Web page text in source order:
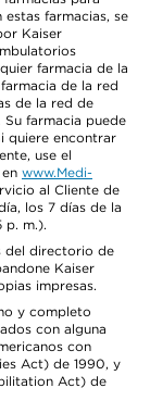
farmacias, se
Kaiser
farmacia de la
de la red
de la red de
Su farmacia puede
quiere encontrar
use el
www.Medi-
al Cliente de
los 7 días de la
p. m.).
del directorio de
Kaiser
impresas.
y completo
con alguna
con
Act) de 1990, y
Act) de